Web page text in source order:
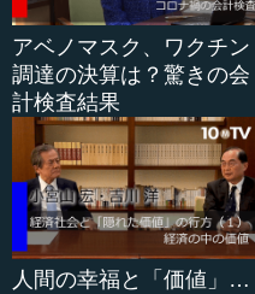
と、だんだんと裕福になっ
産を...
アベノマスク、ワクチン
調達の決算は？驚きの会
計検査結果
人間の幸福と「価値」…